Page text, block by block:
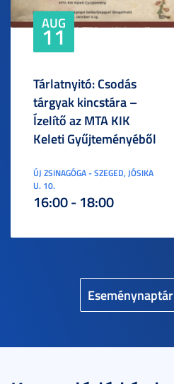
Eseménynaptár
AUG
11
Tárlatnyitó: Csodás
tárgyak kincstára –
Ízelítő az MTA KIK
Keleti Gyűjteményéből
ÚJ ZSINAGÓGA - SZEGED, JÓSIKA
U. 10.
16:00 - 18:00